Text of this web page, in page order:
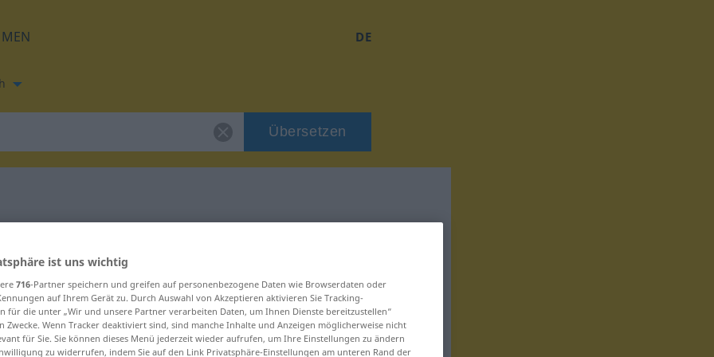
DE
Übersetzen
für "Genie"
ist uns wichtig
716-Partner speichern und greifen auf personenbezogene Daten wie Browserdaten oder
auf Ihrem Gerät zu. Durch Auswahl von Akzeptieren aktivieren Sie Tracking-
für die unter „Wir und unsere Partner verarbeiten Daten, um Ihnen Dienste bereitzustellen“
Zwecke. Wenn Tracker deaktiviert sind, sind manche Inhalte und Anzeigen möglicherweise nicht
für Sie. Sie können dieses Menü jederzeit wieder aufrufen, um Ihre Einstellungen zu ändern
zu widerrufen, indem Sie auf den Link Privatsphäre-Einstellungen am unteren Rand der